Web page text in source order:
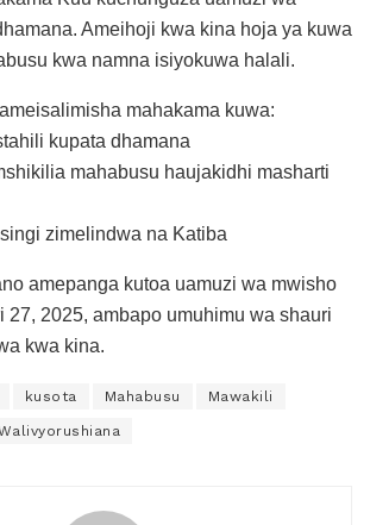
Ameihoji kwa kina hoja ya kuwa
kwa namna isiyokuwa halali.
mahakama kuwa:
kupata dhamana
mahabusu haujakidhi masharti
zimelindwa na Katiba
amepanga kutoa uamuzi wa mwisho
27, 2025, ambapo umuhimu wa shauri
kwa kina.
kusota Mahabusu Mawakili